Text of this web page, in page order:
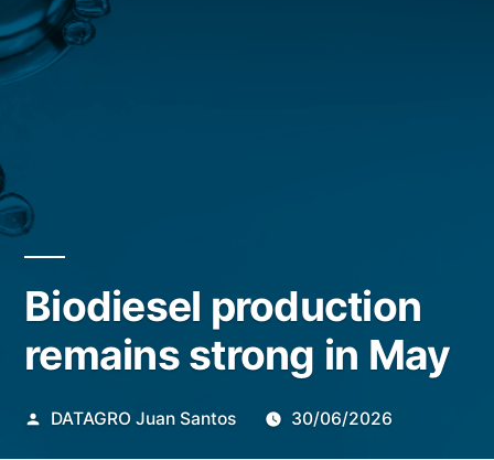
Biodiesel production
remains strong in May
Publicado
DATAGRO Juan Santos 30/06/2026